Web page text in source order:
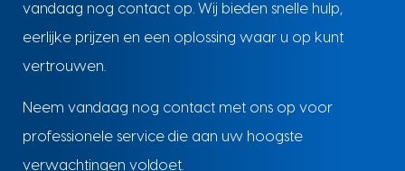
vandaag nog contact op. Wij bieden snelle hulp,
eerlijke prijzen en een oplossing waar u op kunt
vertrouwen.
Neem vandaag nog contact met ons op voor
professionele service die aan uw hoogste
verwachtingen voldoet.